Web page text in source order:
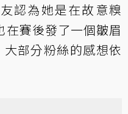
認為她是在故意糗
賽後發了一個皺眉
部分粉絲的感想依